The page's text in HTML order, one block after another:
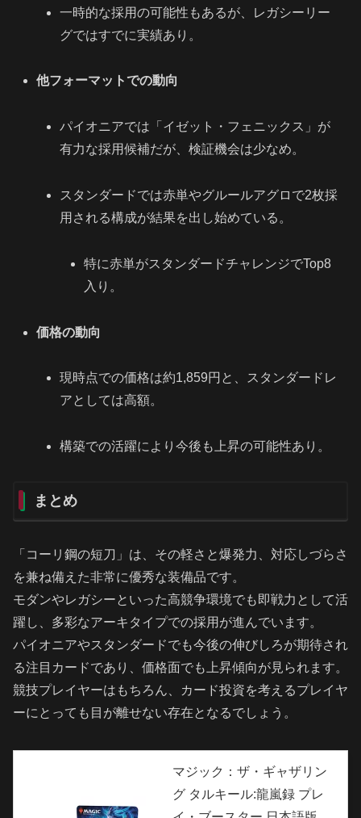
一時的な採用の可能性もあるが、レガシーリー
グではすでに実績あり。
他フォーマットでの動向
パイオニアでは「イゼット・フェニックス」が
有力な採用候補だが、検証機会は少なめ。
スタンダードでは赤単やグルールアグロで2枚採
用される構成が結果を出し始めている。
特に赤単がスタンダードチャレンジでTop8
入り。
価格の動向
現時点での価格は約1,859円と、スタンダードレ
アとしては高額。
構築での活躍により今後も上昇の可能性あり。
まとめ
「コーリ鋼の短刀」は、その軽さと爆発力、対応しづらさ
を兼ね備えた非常に優秀な装備品です。
モダンやレガシーといった高競争環境でも即戦力として活
躍し、多彩なアーキタイプでの採用が進んでいます。
パイオニアやスタンダードでも今後の伸びしろが期待され
る注目カードであり、価格面でも上昇傾向が見られます。
競技プレイヤーはもちろん、カード投資を考えるプレイヤ
ーにとっても目が離せない存在となるでしょう。
マジック：ザ・ギャザリン
グ タルキール:龍嵐録 プレ